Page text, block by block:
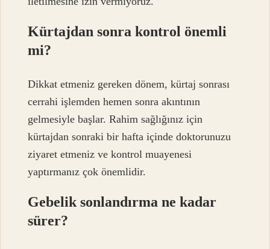
Kürtajdan sonra kontrol önemli
mi?
Dikkat etmeniz gereken dönem, kürtaj sonrası
cerrahi işlemden hemen sonra akıntının
gelmesiyle başlar. Rahim sağlığınız için
kürtajdan sonraki bir hafta içinde doktorunuzu
ziyaret etmeniz ve kontrol muayenesi
yaptırmanız çok önemlidir.
Gebelik sonlandırma ne kadar
sürer?